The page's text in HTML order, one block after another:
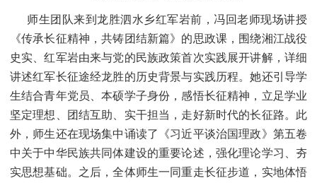
师生团队来到龙胜泗水乡红军岩前，冯回老师现场讲授
《传承长征精神，共铸团结新篇》的思政课，围绕湘江战役
史实、红军岩由来与党的民族政策首次实践展开讲解，详细
讲述红军长征途经龙胜的历史背景与实践历程。她还引导学
生结合青年党员、本硕学子身份，感悟长征精神，立足学业
坚定理想、团结互助、实干担当，走好新时代的长征路。此
外，师生还在现场集中诵读了《习近平谈治国理政》第五卷
中关于中华民族共同体建设的重要论述，强化理论学习、夯
实思想基础。之后，全体师生一同重走长征步道，实地体悟